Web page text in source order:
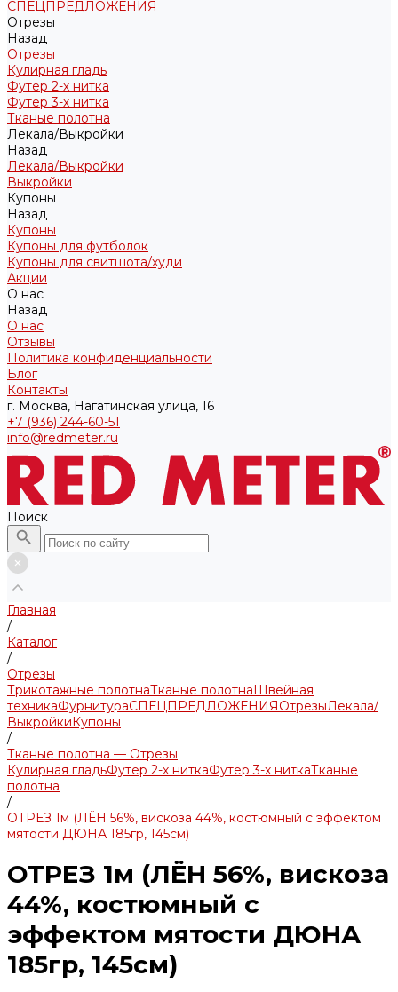
СПЕЦПРЕДЛОЖЕНИЯ
Отрезы
Назад
Отрезы
Кулирная гладь
Футер 2-х нитка
Футер 3-х нитка
Тканые полотна
Лекала/Выкройки
Назад
Лекала/Выкройки
Выкройки
Купоны
Назад
Купоны
Купоны для футболок
Купоны для свитшота/худи
Акции
О нас
Назад
О нас
Отзывы
Политика конфиденциальности
Блог
Контакты
г. Москва, Нагатинская улица, 16
+7 (936) 244-60-51
info@redmeter.ru
Поиск
Главная
/
Каталог
/
Отрезы
Трикотажные полотнаТканые полотнаШвейная
техникаФурнитураСПЕЦПРЕДЛОЖЕНИЯОтрезыЛекала/
ВыкройкиКупоны
/
Тканые полотна — Отрезы
Кулирная гладьФутер 2-х ниткаФутер 3-х ниткаТканые
полотна
/
ОТРЕЗ 1м (ЛЁН 56%, вискоза 44%, костюмный с эффектом
мятости ДЮНА 185гр, 145см)
ОТРЕЗ 1м (ЛЁН 56%, вискоза
44%, костюмный с
эффектом мятости ДЮНА
185гр, 145см)